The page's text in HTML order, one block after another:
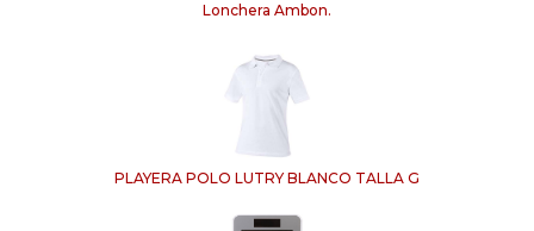
Lonchera Ambon.
PLAYERA POLO LUTRY BLANCO TALLA G